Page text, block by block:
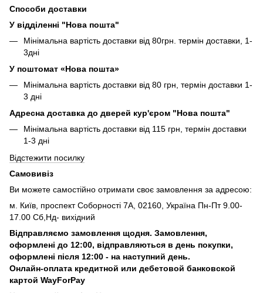
Способи доставки
У відділенні "Нова пошта"
Мінімальна вартість доставки від 80грн. термін доставки, 1-
3дні
У поштомат «Нова пошта»
Мінімальна вартість доставки від 80 грн, термін доставки 1-
3 дні
Адресна доставка до дверей кур'єром "Нова пошта"
Мінімальна вартість доставки від 115 грн, термін доставки
1-3 дні
Відстежити посилку
Самовивіз
Ви можете самостійно отримати своє замовлення за адресою:
м. Київ, проспект Соборності 7А, 02160, Україна Пн-Пт 9.00-
17.00 Сб,Нд- вихідний
Відправляємо замовлення щодня. Замовлення,
оформлені до 12:00, відправляються в день покупки,
оформлені після 12:00 - на наступний день.
Онлайн-оплата кредитной или дебетовой банковской
картой WayForPay